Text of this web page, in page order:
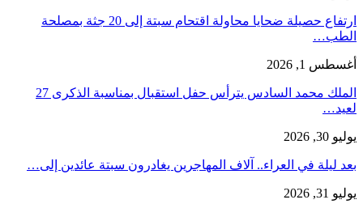
ارتفاع حصيلة ضحايا محاولة اقتحام سبتة إلى 20 جثة بمصلحة
الطب…
أغسطس 1, 2026
الملك محمد السادس يترأس حفل استقبال بمناسبة الذكرى 27
لعيد…
يوليو 30, 2026
بعد ليلة في العراء.. آلاف المهاجرين يغادرون سبتة عائدين إلى…
يوليو 31, 2026